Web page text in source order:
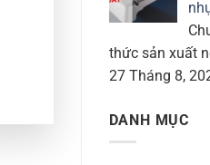
thức sản xuất
27 Tháng 8,
DANH MỤC